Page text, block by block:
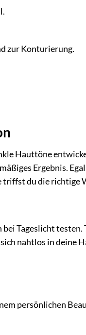
zur Konturierung.
Hauttöne
Ergebnis.
triffst du die richtige
Tageslicht testen.
nahtlos in deine
persönlichen